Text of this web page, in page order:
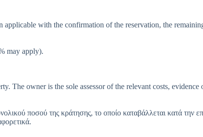
with the confirmation of the reservation, the
may apply).
The owner is the sole assessor of the relevant costs,
ποσού της κράτησης, το οποίο καταβάλλεται κατά την